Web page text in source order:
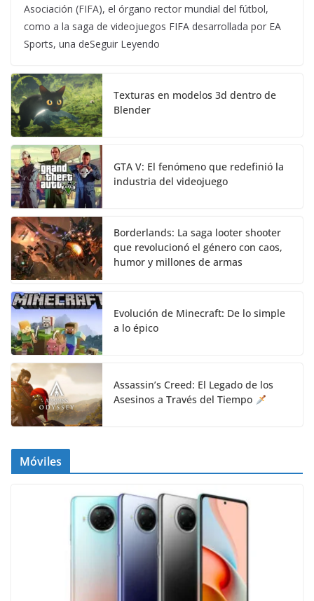
Asociación (FIFA), el órgano rector mundial del fútbol,
como a la saga de videojuegos FIFA desarrollada por EA
Sports, una deSeguir Leyendo
Texturas en modelos 3d dentro de
Blender
GTA V: El fenómeno que redefinió la
industria del videojuego
Borderlands: La saga looter shooter
que revolucionó el género con caos,
humor y millones de armas
Evolución de Minecraft: De lo simple
a lo épico
Assassin’s Creed: El Legado de los
Asesinos a Través del Tiempo
Móviles